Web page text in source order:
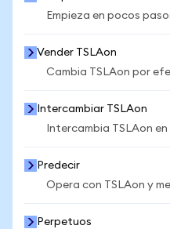
Empieza en pocos
Vender TSLAon
Cambia TSLAon por
Intercambiar TSLAon
Intercambia TSLAon
Predecir
Opera con TSLAon y
Perpetuos